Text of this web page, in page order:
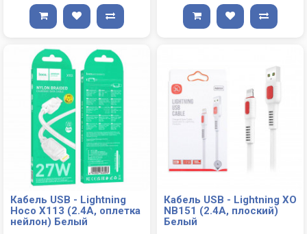
Кабель USB - Lightning
Hoco X113 (2.4A, оплетка
нейлон) Белый
Кабель USB - Lightning XO
NB151 (2.4A, плоский)
Белый